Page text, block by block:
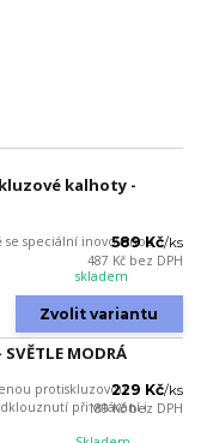
kalhoty -
se speciální inovovanou
589 Kč/ks
487 Kč bez DPH
skladem
Zvolit variantu
MODRÁ
protiskluzovou
při vstávání i
229 Kč/ks
189 Kčbez DPH